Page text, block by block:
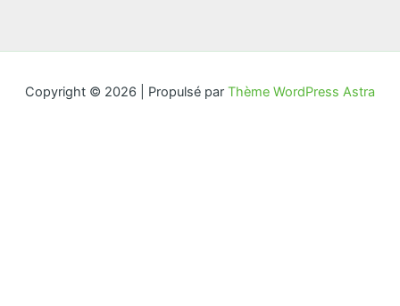
Copyright © 2026 | Propulsé par Thème WordPress Astra